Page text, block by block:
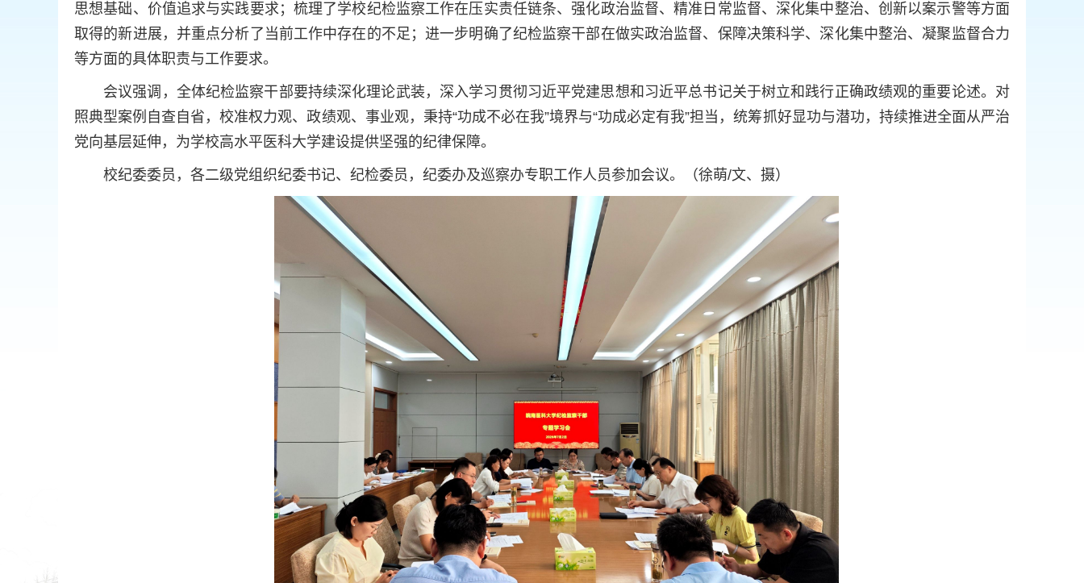
思想基础、价值追求与实践要求；梳理了学校纪检监察工作在压实责任链条、强化政治监督、精准日常监督、深化集中整治、创新以案示警等方面
取得的新进展，并重点分析了当前工作中存在的不足；进一步明确了纪检监察干部在做实政治监督、保障决策科学、深化集中整治、凝聚监督合力
等方面的具体职责与工作要求。
会议强调，全体纪检监察干部要持续深化理论武装，深入学习贯彻习近平党建思想和习近平总书记关于树立和践行正确政绩观的重要论述。对
照典型案例自查自省，校准权力观、政绩观、事业观，秉持“功成不必在我”境界与“功成必定有我”担当，统筹抓好显功与潜功，持续推进全面从严治
党向基层延伸，为学校高水平医科大学建设提供坚强的纪律保障。
校纪委委员，各二级党组织纪委书记、纪检委员，纪委办及巡察办专职工作人员参加会议。（徐萌/文、摄）